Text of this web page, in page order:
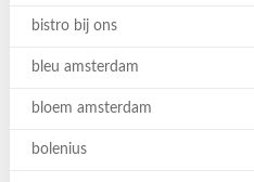
bistro bij ons
bleu amsterdam
bloem amsterdam
bolenius